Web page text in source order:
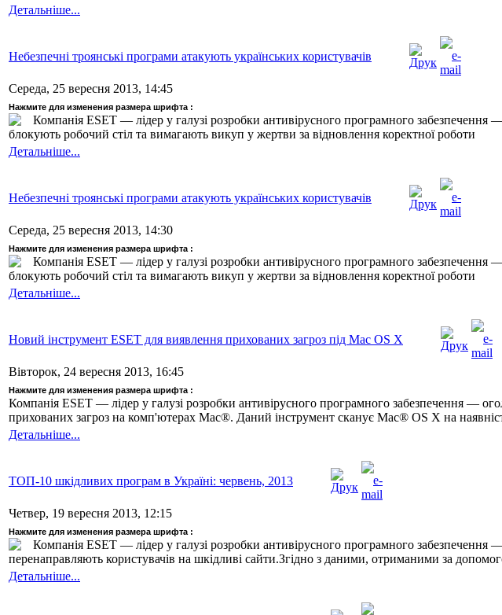
Детальніше...
Небезпечні троянські програми атакують українських користувачів
Середа, 25 вересня 2013, 14:45
Нажмите для изменения размера шрифта :
Компанія ESET — лідер у галузі розробки антивірусного програмного забезпечення
блокують робочий стіл та вимагають викуп у жертви за відновлення коректної роботи
Детальніше...
Небезпечні троянські програми атакують українських користувачів
Середа, 25 вересня 2013, 14:30
Нажмите для изменения размера шрифта :
Компанія ESET — лідер у галузі розробки антивірусного програмного забезпечення
блокують робочий стіл та вимагають викуп у жертви за відновлення коректної роботи
Детальніше...
Новий інструмент ESET для виявлення прихованих загроз під Mac OS X
Вівторок, 24 вересня 2013, 16:45
Нажмите для изменения размера шрифта :
Компанія ESET — лідер у галузі розробки антивірусного програмного забезпечення —
прихованих загроз на комп'ютерах Mac®. Даний інструмент сканує Mac® OS X на
Детальніше...
ТОП-10 шкідливих програм в Україні: червень, 2013
Четвер, 19 вересня 2013, 12:15
Нажмите для изменения размера шрифта :
Компанія ESET — лідер у галузі розробки антивірусного програмного забезпечення
перенаправляють користувачів на шкідливі сайти.Згідно з даними, отриманими за
Детальніше...